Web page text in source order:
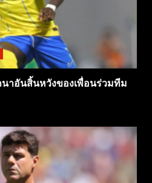
นาอันสิ้นหวังของเพื่อนร่วมทีม